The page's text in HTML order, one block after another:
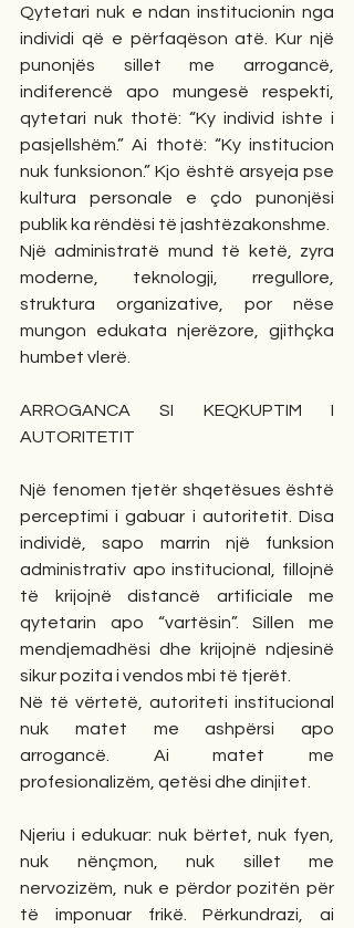
Qytetari nuk e ndan institucionin nga
individi që e përfaqëson atë. Kur një
punonjës sillet me arrogancë,
indiferencë apo mungesë respekti,
qytetari nuk thotë: “Ky individ ishte i
pasjellshëm.” Ai thotë: “Ky institucion
nuk funksionon.” Kjo është arsyeja pse
kultura personale e çdo punonjësi
publik ka rëndësi të jashtëzakonshme.
Një administratë mund të ketë, zyra
moderne, teknologji, rregullore,
struktura organizative, por nëse
mungon edukata njerëzore, gjithçka
humbet vlerë.
ARROGANCA SI KEQKUPTIM I
AUTORITETIT
Një fenomen tjetër shqetësues është
perceptimi i gabuar i autoritetit. Disa
individë, sapo marrin një funksion
administrativ apo institucional, fillojnë
të krijojnë distancë artificiale me
qytetarin apo “vartësin”. Sillen me
mendjemadhësi dhe krijojnë ndjesinë
sikur pozita i vendos mbi të tjerët.
Në të vërtetë, autoriteti institucional
nuk matet me ashpërsi apo
arrogancë. Ai matet me
profesionalizëm, qetësi dhe dinjitet.
Njeriu i edukuar: nuk bërtet, nuk fyen,
nuk nënçmon, nuk sillet me
nervozizëm, nuk e përdor pozitën për
të imponuar frikë. Përkundrazi, ai